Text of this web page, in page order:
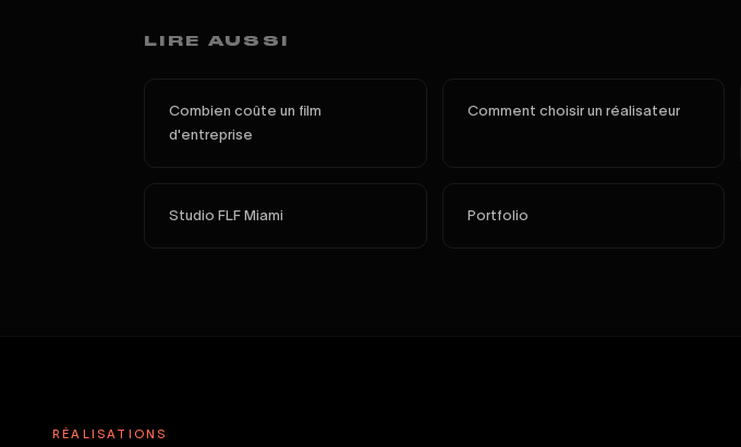
LIRE AUSSI
Combien coûte un film
d'entreprise
Comment choisir un réalisateur
Studio FLF Miami Portfolio
RÉALISATIONS